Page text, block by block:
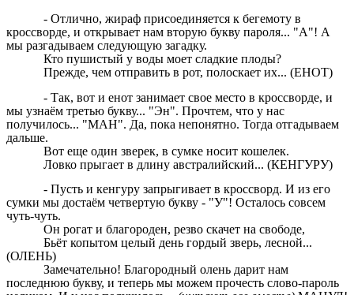
- Отлично, жираф присоединяется к бегемоту в
кроссворде, и открывает нам вторую букву пароля... "А"! А
мы разгадываем следующую загадку.
Кто пушистый у воды моет сладкие плоды?
Прежде, чем отправить в рот, полоскает их... (ЕНОТ)
- Так, вот и енот занимает свое место в кроссворде, и
мы узнаём третью букву... "Эн". Прочтем, что у нас
получилось... "МАН". Да, пока непонятно. Тогда отгадываем
дальше.
Вот еще один зверек, в сумке носит кошелек.
Ловко прыгает в длину австралийский... (КЕНГУРУ)
- Пусть и кенгуру запрыгивает в кроссворд. И из его
сумки мы достаём четвертую букву - "У"! Осталось совсем
чуть-чуть.
Он рогат и благороден, резво скачет на свободе,
Бьёт копытом целый день гордый зверь, лесной...
(ОЛЕНЬ)
Замечательно! Благородный олень дарит нам
последнюю букву, и теперь мы можем прочесть слово-пароль